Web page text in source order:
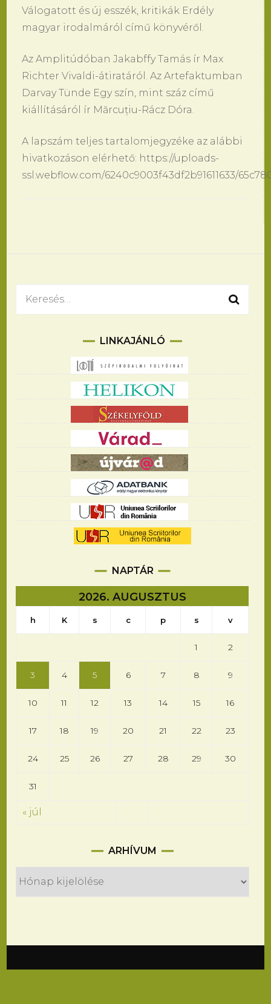
Válogatott és új esszék, kritikák Erdély
magyar irodalmáról című könyvéről.
Az Amplitúdóban Jakabffy Tamás ír Max
Richter Vivaldi-átiratáról. Az Artefaktumban
Darvay Tünde Egy szín, mint száz című
kiállításáról ír Mărcuțiu-Rácz Dóra.
A lapszám teljes tartalomjegyzéke az alábbi
hivatkozáson elérhető: https://uploads-
ssl.webflow.com/6240c9003f43df2b91611633/
Keresés:
LINKAJÁNLÓ
NAPTÁR
2026. AUGUSZTUS
h K s c p s v
1 2
3 4 5 6 7 8 9
10 11 12 13 14 15 16
17 18 19 20 21 22 23
24 25 26 27 28 29 30
31
« júl
ARHÍVUM
Arhívum